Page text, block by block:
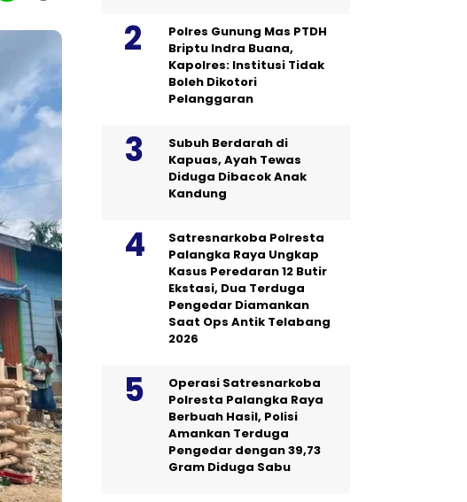
Polres Gunung Mas PTDH
Briptu Indra Buana,
Kapolres: Institusi Tidak
Boleh Dikotori
Pelanggaran
Subuh Berdarah di
Kapuas, Ayah Tewas
Diduga Dibacok Anak
Kandung
Satresnarkoba Polresta
Palangka Raya Ungkap
Kasus Peredaran 12 Butir
Ekstasi, Dua Terduga
Pengedar Diamankan
Saat Ops Antik Telabang
2026
Operasi Satresnarkoba
Polresta Palangka Raya
Berbuah Hasil, Polisi
Amankan Terduga
Pengedar dengan 39,73
Gram Diduga Sabu